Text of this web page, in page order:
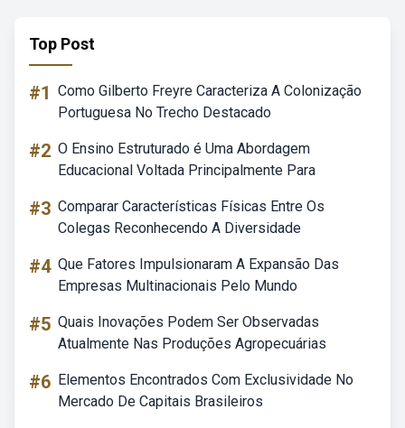
Top Post
#1 Como Gilberto Freyre Caracteriza A Colonização
Portuguesa No Trecho Destacado
#2 O Ensino Estruturado é Uma Abordagem
Educacional Voltada Principalmente Para
#3 Comparar Características Físicas Entre Os
Colegas Reconhecendo A Diversidade
#4 Que Fatores Impulsionaram A Expansão Das
Empresas Multinacionais Pelo Mundo
#5 Quais Inovações Podem Ser Observadas
Atualmente Nas Produções Agropecuárias
#6 Elementos Encontrados Com Exclusividade No
Mercado De Capitais Brasileiros